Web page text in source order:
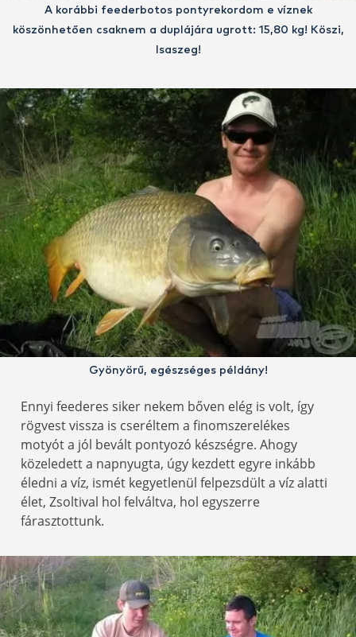
A korábbi feederbotos pontyrekordom e víznek
köszönhetően csaknem a duplájára ugrott: 15,80 kg! Köszi,
Isaszeg!
Gyönyörű, egészséges példány!
Ennyi feederes siker nekem bőven elég is volt, így
rögvest vissza is cseréltem a finomszerelékes
motyót a jól bevált pontyozó készségre. Ahogy
közeledett a napnyugta, úgy kezdett egyre inkább
éledni a víz, ismét kegyetlenül felpezsdült a víz alatti
élet, Zsoltival hol felváltva, hol egyszerre
fárasztottunk.